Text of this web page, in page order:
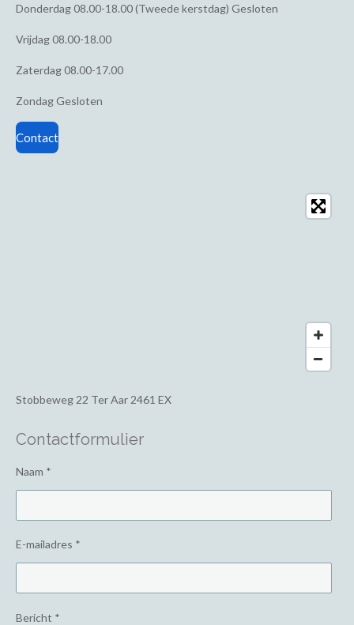
Donderdag08.00-18.00 (Tweede kerstdag) Gesloten
Vrijdag08.00-18.00
Zaterdag08.00-17.00
ZondagGesloten
Contact
Stobbeweg 22 Ter Aar 2461 EX
Contactformulier
Naam *
E-mailadres *
Bericht *